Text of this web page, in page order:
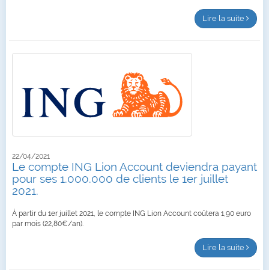
Lire la suite
22/04/2021
Le compte ING Lion Account deviendra payant
pour ses 1.000.000 de clients le 1er juillet
2021.
À partir du 1er juillet 2021, le compte ING Lion Account coûtera 1,90 euro
par mois (22,80€/an).
Lire la suite